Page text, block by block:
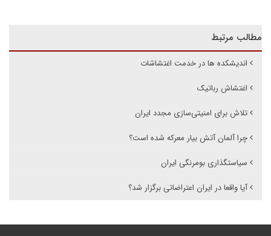
مطالب مرتبط
اندیشکده ها در خدمت اغتشاشات
اغتشاش رباتیک
تلاش برای امنیتی‌سازی مجدد ایران
چرا آلمان آتش بیار معرکه شده است؟
سیاستگذاری بومرنگی ایران
آیا واقعا در ایران اعتراضاتی برگزار شد؟